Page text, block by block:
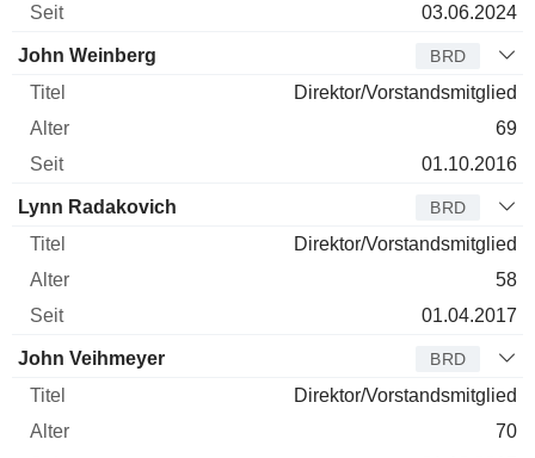
03.06.2024
John Weinberg BRD
Direktor/Vorstandsmitglied
69
01.10.2016
Lynn Radakovich BRD
Direktor/Vorstandsmitglied
58
01.04.2017
John Veihmeyer BRD
Direktor/Vorstandsmitglied
70